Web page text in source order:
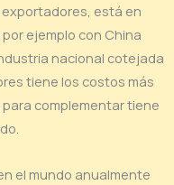
está en
ejemplo con China
nacional cotejada
tiene los costos más
complementar tiene
el mundo anualmente